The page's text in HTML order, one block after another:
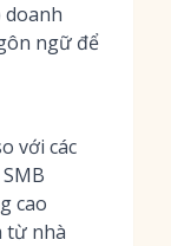
doanh
ngữ để
với các
cao
từ nhà